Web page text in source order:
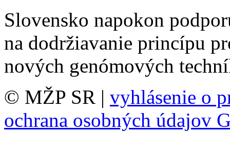
Slovensko napokon
na dodržiavanie princípu
nových genómových
© MŽP SR | vyhlásenie o
ochrana osobných údajov